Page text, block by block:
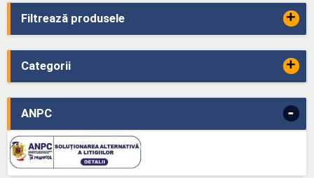
Filtrează produsele +
Categorii +
ANPC -